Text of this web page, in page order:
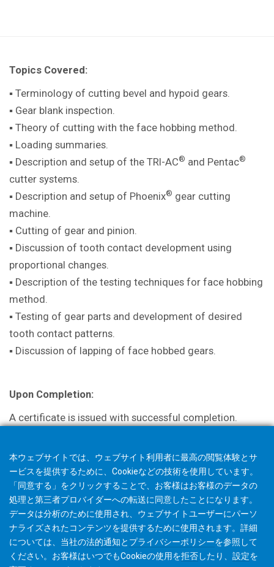
Topics Covered:
▪ Terminology of cutting bevel and hypoid gears.
▪ Gear blank inspection.
▪ Theory of cutting with the face hobbing method.
▪ Loading summaries.
▪ Description and setup of the TRI-AC® and Pentac®
cutter systems.
▪ Description and setup of Phoenix® gear cutting
machine.
▪ Cutting of gear and pinion.
▪ Discussion of tooth contact development using
proportional changes.
▪ Description of the testing techniques for face hobbing
method.
▪ Testing of gear parts and development of desired
tooth contact patterns.
▪ Discussion of lapping of face hobbed gears.
Upon Completion:
A certificate is issued with successful completion.
本ウェブサイトでは、ウェブサイト利用者に最高の閲覧体験とサ
ービスを提供するために、Cookieなどの技術を使用しています。
「同意する」をクリックすることで、お客様はお客様のデータの
処理と第三者プロバイダーへの転送に同意したことになります。
データは分析のために使用され、ウェブサイトユーザーにパーソ
ナライズされたコンテンツを提供するために使用されます。詳細
については、当社の法的通知と プライバシーポリシーを参照して
ください。お客様はいつでもCookieの使用を拒否したり、 設定を